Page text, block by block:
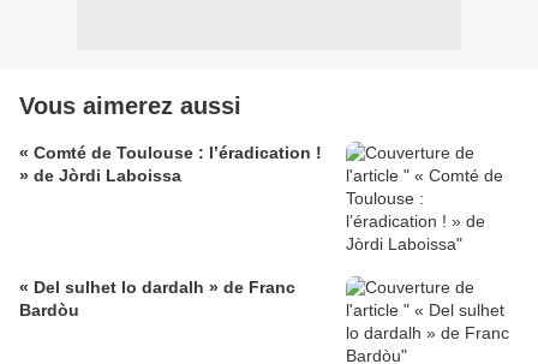
Vous aimerez aussi
« Comté de Toulouse : l’éradication !
» de Jòrdi Laboissa
« Del sulhet lo dardalh » de Franc
Bardòu